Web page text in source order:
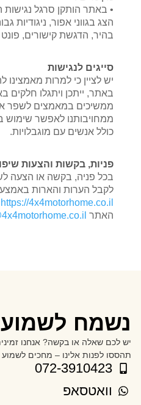
• באתר הותקן סרגל
הצג בגווני אפור, ניגודיות
בהיר, הדגשת קישורים,
סייגים לנגישות
יש לציין כי למרות
באתר, ייתכן ויתגלו חלקים
ממשיכים במאמצים לשפר
ממחויבותנו לאפשר שימוש
כולל אנשים עם מוגבלויות.
פניות, בקשות והצעות
בכל פניה, בקשה או הצעה
לקבל הערות והארות
https://4x4motorhome.co.il
האתר
נשמח
יש לכם שאלה או בקשה? אנחנו
תהססו לפנות אלינו – מחכים
072-3910423
וואטסאפ